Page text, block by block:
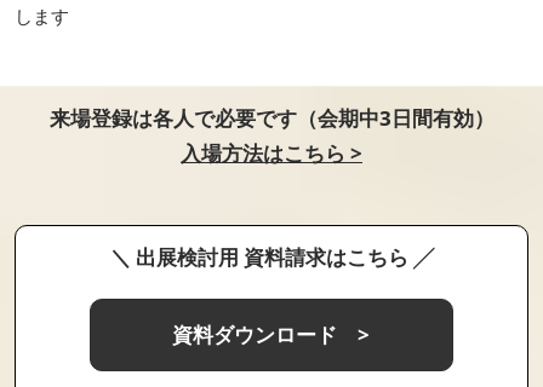
します
来場登録は各人で必要です（会期中3日間有効）
入場方法はこちら >
＼ 出展検討用 資料請求はこちら ╱
資料ダウンロード >